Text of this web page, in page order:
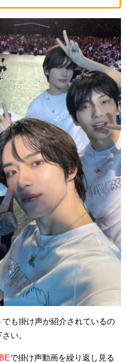
も掛け声が紹介されているの
い。
で掛け声動画を繰り返し見る